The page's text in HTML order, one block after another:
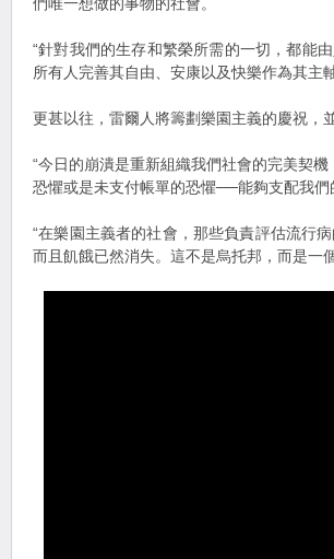
“針對我們的生存和繁榮所需的一切，都能
所有人完善其自由、安康以及快樂作為其主
更甚以往，雷爾人將籌劃樂園主義的慶祝，
“今日的崩潰是重新組織我們社會的完美契
恐懼或是未支付帳單的恐懼──能夠支配我們
“在樂園主義者的社會，那些負責評估流行
而且飢餓已然消失。這不是烏托邦，而是一